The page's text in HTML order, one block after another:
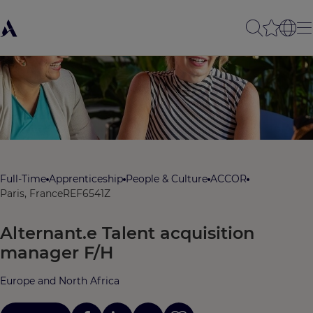
Full-Time Apprenticeship People & Culture ACCOR
Paris, FranceREF6541Z
Alternant.e Talent acquisition
manager F/H
Europe and North Africa